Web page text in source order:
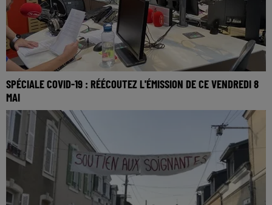
SPÉCIALE COVID-19 : RÉÉCOUTEZ L'ÉMISSION DE CE VENDREDI 8
MAI